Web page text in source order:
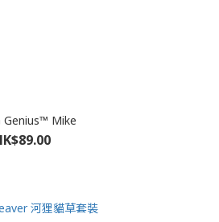
Genius™ Mike